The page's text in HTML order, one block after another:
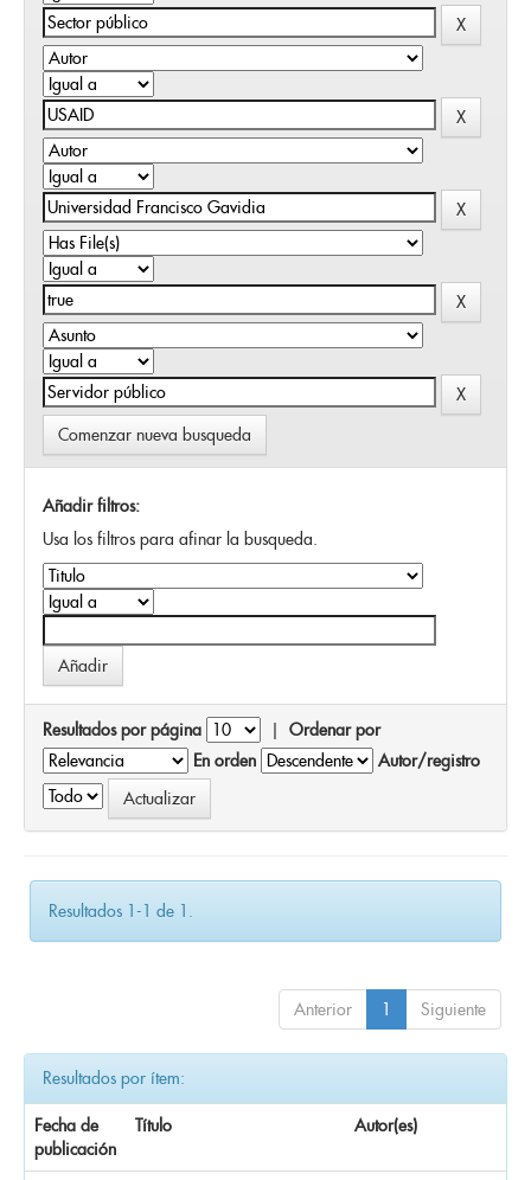
Comenzar nueva busqueda
Añadir filtros:
Usa los filtros para afinar la busqueda.
Resultados por página | Ordenar por
En orden
Autor/registro
Resultados 1-1 de 1.
Anterior 1 Siguiente
Resultados por ítem:
Fecha de
publicación
Título Autor(es)